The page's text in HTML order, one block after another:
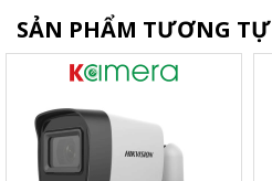
SẢN PHẨM TƯƠNG TỰ